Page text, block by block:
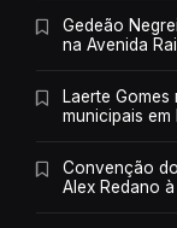
Gedeão
na Avenida
Laerte
municipais em
Convenção
Alex Redano